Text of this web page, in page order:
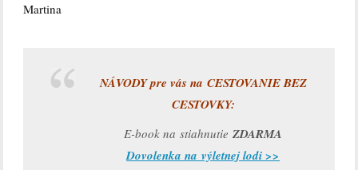
Martina
NÁVODY pre vás na CESTOVANIE BEZ
CESTOVKY:
E-book na stiahnutie ZDARMA
Dovolenka na výletnej lodi >>